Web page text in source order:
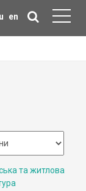
en
та житлова